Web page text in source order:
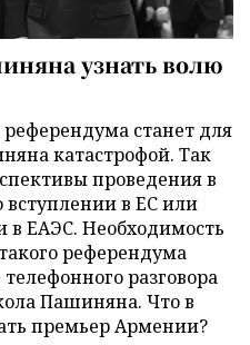
узнать волю
станет для
катастрофой. Так
проведения в
вступлении в ЕС или
ЕАЭС. Необходимость
референдума
разговора
Пашиняна. Что в
премьер Армении?